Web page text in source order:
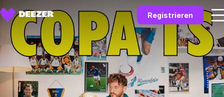
Registrieren